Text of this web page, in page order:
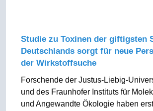
Studie zu Toxinen der giftigsten
Deutschlands sorgt für neue
der Wirkstoffsuche
Forschende der Justus-Liebig-
und des Fraunhofer Instituts für
und Angewandte Ökologie haben